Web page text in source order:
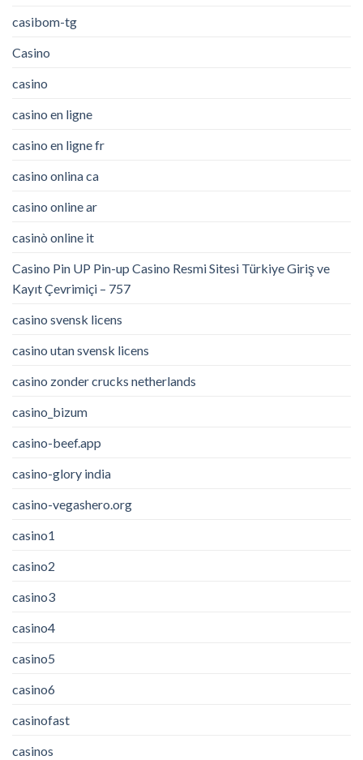
casibom-tg
Casino
casino
casino en ligne
casino en ligne fr
casino onlina ca
casino online ar
casinò online it
Casino Pin UP Pin-up Casino Resmi Sitesi Türkiye Giriş ve
Kayıt Çevrimiçi – 757
casino svensk licens
casino utan svensk licens
casino zonder crucks netherlands
casino_bizum
casino-beef.app
casino-glory india
casino-vegashero.org
casino1
casino2
casino3
casino4
casino5
casino6
casinofast
casinos